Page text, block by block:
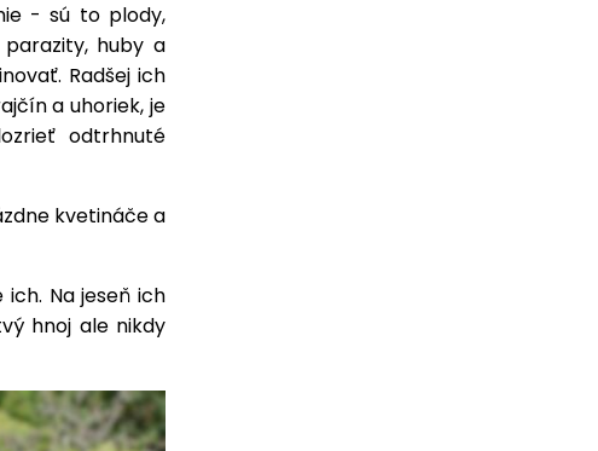
- sú to plody,
huby a
Radšej ich
a uhoriek, je
odtrhnuté
kvetináče a
Na jeseň ich
hnoj ale nikdy